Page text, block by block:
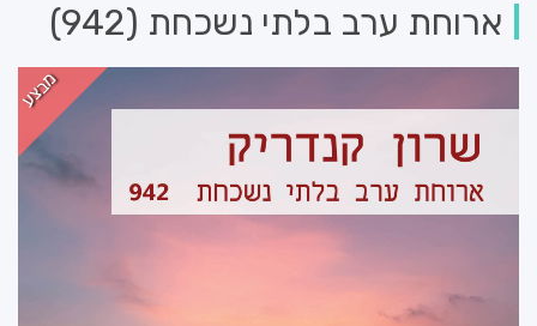
ארוחת ערב בלתי נשכחת (942)
מבצע